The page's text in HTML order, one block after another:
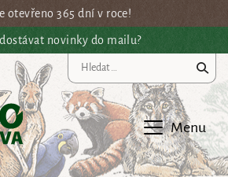
otevřeno 365 dní v roce!
novinky do mailu?
Menu